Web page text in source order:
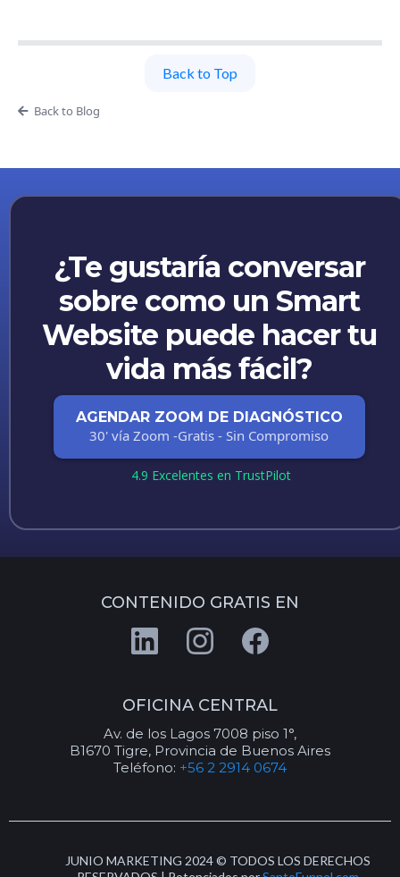
Back to Top
Back to Blog
¿Te gustaría conversar
sobre como un Smart
Website puede hacer tu
vida más fácil?
AGENDAR ZOOM DE DIAGNÓSTICO
30' vía Zoom -Gratis - Sin Compromiso
4.9 Excelentes en TrustPilot
CONTENIDO GRATIS EN
OFICINA CENTRAL
Av. de los Lagos 7008 piso 1°,
B1670 Tigre, Provincia de Buenos Aires
Teléfono: +56 2 2914 0674
JUNIO MARKETING 2024 © TODOS LOS DERECHOS